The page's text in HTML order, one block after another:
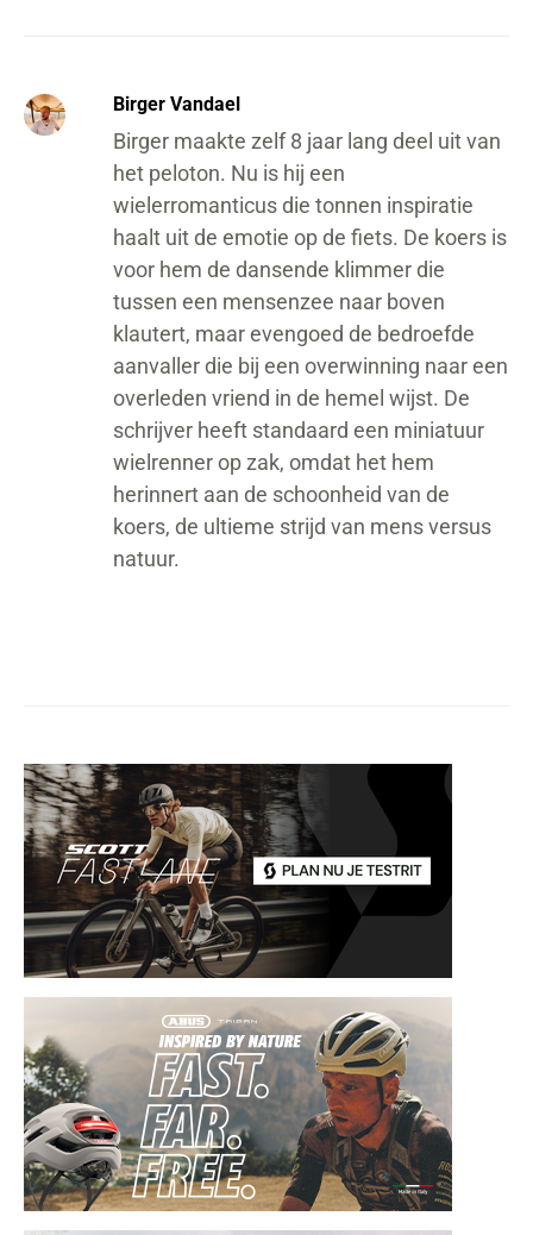
Birger Vandael
Birger maakte zelf 8 jaar lang deel uit van
het peloton. Nu is hij een
wielerromanticus die tonnen inspiratie
haalt uit de emotie op de fiets. De koers is
voor hem de dansende klimmer die
tussen een mensenzee naar boven
klautert, maar evengoed de bedroefde
aanvaller die bij een overwinning naar een
overleden vriend in de hemel wijst. De
schrijver heeft standaard een miniatuur
wielrenner op zak, omdat het hem
herinnert aan de schoonheid van de
koers, de ultieme strijd van mens versus
natuur.